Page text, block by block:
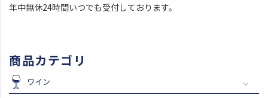
年中無休24時間いつでも受付しております。
商品カテゴリ
ワイン